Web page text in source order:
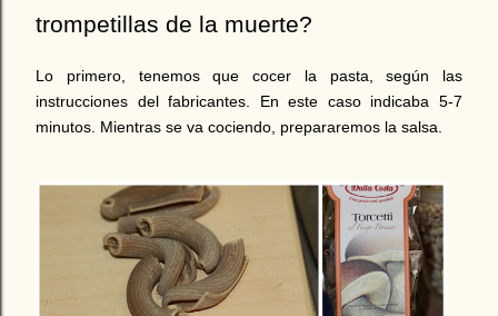
trompetillas de la muerte?
Lo primero, tenemos que cocer la pasta, según las
instrucciones del fabricantes. En este caso indicaba 5-7
minutos. Mientras se va cociendo, prepararemos la salsa.